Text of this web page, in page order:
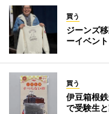
買う
ジーンズ
ーイベント
買う
伊豆箱根
で受験生